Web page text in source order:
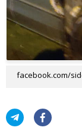
facebook.com/